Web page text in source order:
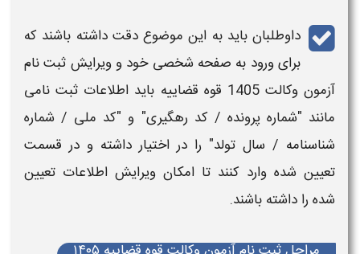
داوطلبان باید به این موضوع دقت داشته باشند که
برای ورود به صفحه شخصی خود وویرایش ثبت نام
آزمون وکالت 1405
قوه قضاییه باید اطلاعات ثبت نامی
مانند "شماره پرونده / کد رهگیری" و "کد ملی / شماره
شناسنامه / سال تولد" را در اختیار داشته و در قسمت
تعیین شده وارد کنند تا امکان ویرایش اطلاعات تعیین
شده را داشته باشند.